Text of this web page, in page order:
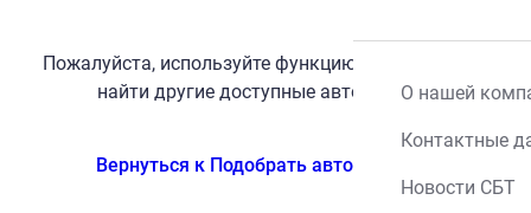
О нашей
Контактные
Новости СБТ
Пожалуйста, используйте функцию поиска, чтобы
найти другие доступные автомобили.
Вернуться к Подобрать автомобиль